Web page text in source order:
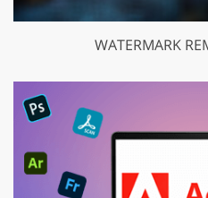
WATERMARK